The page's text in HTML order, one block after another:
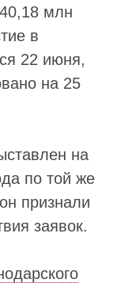
млн
в
22 июня,
на 25
на
по той же
признали
заявок.